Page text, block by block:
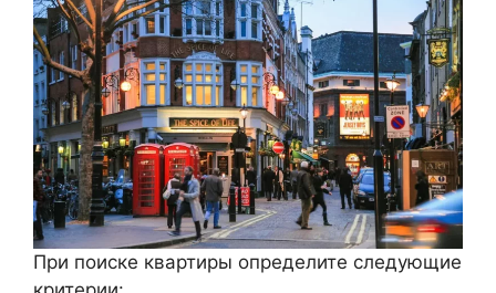
При поиске квартиры определите следующие